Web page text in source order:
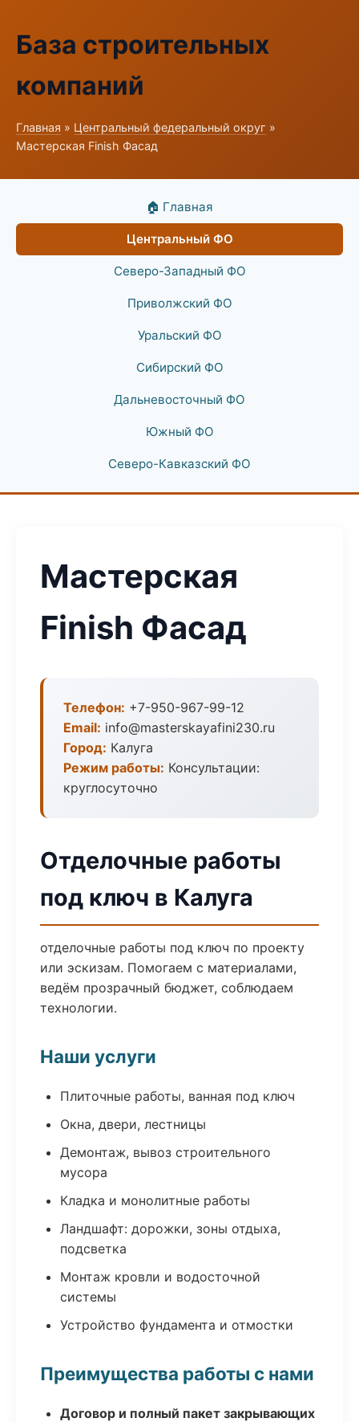
База строительных
компаний
Главная » Центральный федеральный округ »
Мастерская Finish Фасад
🏠 Главная
Центральный ФО
Северо-Западный ФО
Приволжский ФО
Уральский ФО
Сибирский ФО
Дальневосточный ФО
Южный ФО
Северо-Кавказский ФО
Мастерская
Finish Фасад
Телефон: +7-950-967-99-12
Email: info@masterskayafini230.ru
Город: Калуга
Режим работы: Консультации:
круглосуточно
Отделочные работы
под ключ в Калуга
отделочные работы под ключ по проекту
или эскизам. Помогаем с материалами,
ведём прозрачный бюджет, соблюдаем
технологии.
Наши услуги
Плиточные работы, ванная под ключ
Окна, двери, лестницы
Демонтаж, вывоз строительного
мусора
Кладка и монолитные работы
Ландшафт: дорожки, зоны отдыха,
подсветка
Монтаж кровли и водосточной
системы
Устройство фундамента и отмостки
Преимущества работы с нами
Договор и полный пакет закрывающих